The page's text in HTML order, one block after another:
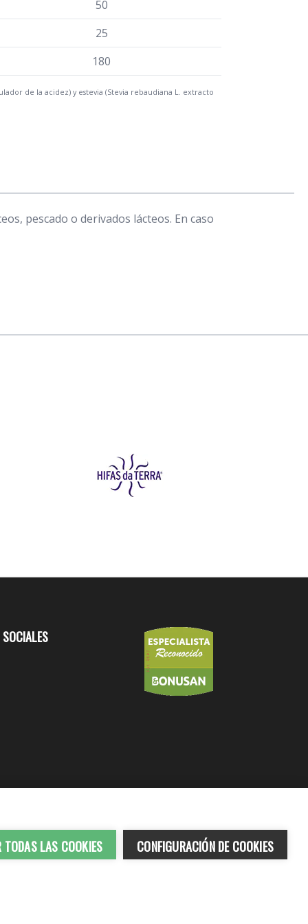
50
25
180
de la acidez) y estevia (Stevia rebaudiana L. extracto
pescado o derivados lácteos. En caso
SOCIALES
TODAS LAS COOKIES CONFIGURACIÓN DE COOKIES